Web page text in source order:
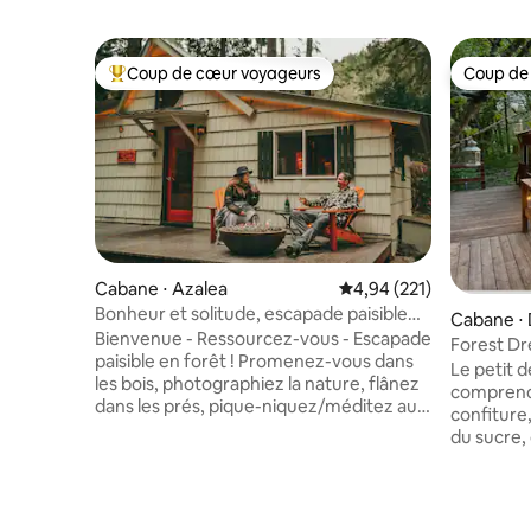
Coups de cœur voyageurs les plus appréciés
Coup de cœur voyageurs
Cabane ⋅ Azalea Évaluation moyenne
4,94 (221)
Bonheur et solitude, escapade paisible
dans la nature à 3 min de l'I-5
Bienvenue - Ressourcez-vous - Escapade
paisible en forêt ! Promenez-vous dans
les bois, photographiez la nature, flânez
dans les prés, pique-niquez/méditez au
Coup
Coup
Cabane
Forest
arbres à
Le petit
du